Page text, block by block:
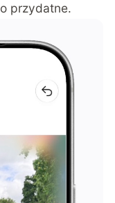
przydatne.